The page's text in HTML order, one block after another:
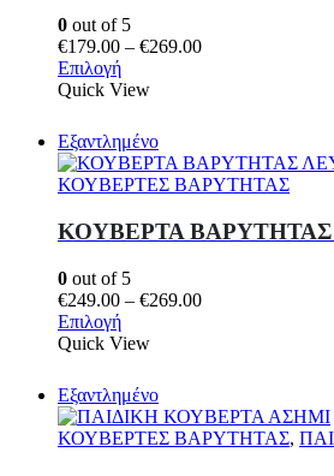
επιλεγούν
στη
σελίδα
του
0 out of 5
€179.00 – €269.00Price
ΕπιλογήΑυτό
το
έχει
πολλαπλές
παραλλαγές.
Οι
μπορούν
επιλεγούν
στη
σελίδα
του
Quick View
Εξαντλημένο
ΚΟΥΒΕΡΤΕΣ ΒΑΡΥΤΗΤΑΣ
ΚΟΥΒΕΡΤΑ
0 out of 5
€249.00 – €269.00Price
ΕπιλογήΑυτό
το
έχει
πολλαπλές
παραλλαγές.
Οι
Quick View
Εξαντλημένο
ΚΟΥΒΕΡΤΕΣ ΒΑΡΥΤΗΤΑΣ,